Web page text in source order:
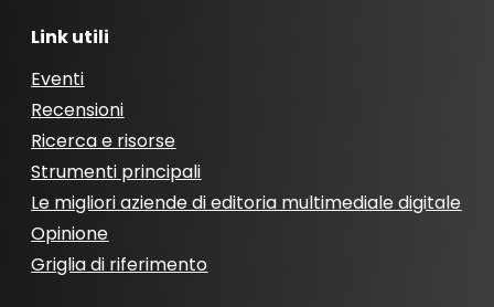
Link utili
Eventi
Recensioni
Ricerca e risorse
Strumenti principali
Le migliori aziende di editoria multimediale digitale
Opinione
Griglia di riferimento